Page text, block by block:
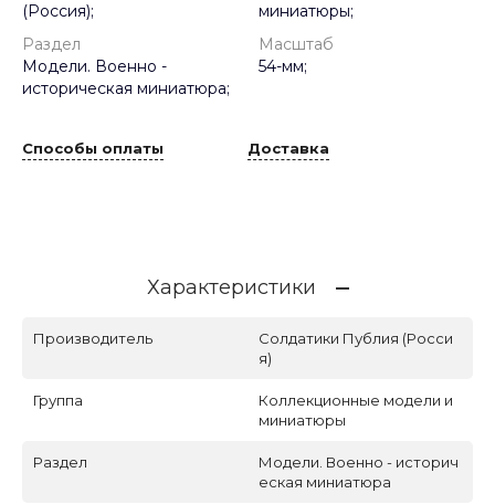
(Россия);
миниатюры;
Раздел
Модели. Военно -
историческая миниатюра;
Масштаб
54-мм;
Способы оплаты Доставка
Характеристики
Производитель
Солдатики Публия (Росси
я)
Группа
Коллекционные модели и
миниатюры
Раздел
Модели. Военно - историч
еская миниатюра